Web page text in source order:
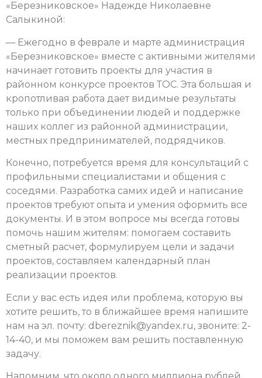
«Березниковское» Надежде Николаевне
Салыкиной:
— Ежегодно в феврале и марте администрация
«Березниковское» вместе с активными жителями
начинает готовить проекты для участия в
районном конкурсе проектов ТОС. Эта большая и
кропотливая работа дает видимые результаты
только при объединении людей и поддержке
наших коллег из районной администрации,
местных предпринимателей, подрядчиков.
Конечно, потребуется время для консультаций с
профильными специалистами и общения с
соседями. Разработка самих идей и написание
проектов требуют опыта и умения оформить все
документы. И в этом вопросе мы всегда готовы
помочь нашим жителям: помогаем составить
сметный расчет, формулируем цели и задачи
проектов, составляем календарный план
реализации проектов.
Если у вас есть идея или проблема, которую вы
хотите решить, то в ближайшее время напишите
нам на эл. почту: dbereznik@yandex.ru, звоните: 2-
14-40, и мы поможем вам решить поставленную
задачу.